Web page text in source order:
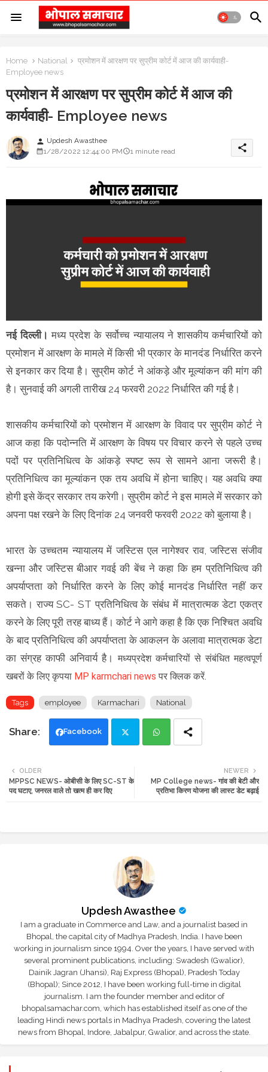
Home National
प्रमोशन में आरक्षण पर सुप्रीम कोर्ट में आज की कार्यवाही-
Employee news
प्रमोशन में आरक्षण पर सुप्रीम कोर्ट में आज की
कार्यवाही- Employee news
person Updesh Awasthee
1/28/2022 12:44:00 PM
1 minute read share
नई दिल्ली।मध्य प्रदेश के सर्वोच्च न्यायालय ने शासकीय कर्मचारियों को
प्रमोशन में आरक्षण के मामले में किसी भी प्रकार के मानदंड निर्धारित करने
से इनकार कर दिया है। सुप्रीम कोर्ट ने आंकड़े और मूल्यांकन की मांग की
है। सुनवाई की अगली तारीख 24 फरवरी 2022 निर्धारित की गई है।
शासकीय कर्मचारियों को प्रमोशन में आरक्षण के विवाद पर सुप्रीम कोर्ट ने
आज कहा कि पदोन्नति में आरक्षण के विषय पर विचार करने से पहले उच्च
पदों पर प्रतिनिधित्व के आंकड़े स्पष्ट रूप से सामने आना जरूरी है।
प्रतिनिधित्व का मूल्यांकन एक तय अवधि में होना चाहिए। यह अवधि क्या
होगी इसे केंद्र सरकार तय करेगी। सुप्रीम कोर्ट ने इस मामले में सरकार को
अपना पक्ष रखने के लिए दिनांक 24 जनवरी फरवरी 2022 को बुलाया है।
भारत के उच्चतम न्यायालय में जस्टिस एल नागेश्वर राव, जस्टिस संजीव
खन्ना और जस्टिस बीआर गवई की बेंच ने कहा कि हम प्रतिनिधित्व की
अपर्याप्तता को निर्धारित करने के लिए कोई मानदंड निर्धारित नहीं कर
सकते। राज्य SC- ST प्रतिनिधित्व के संबंध में मात्रात्मक डेटा एकत्र
करने के लिए पूरी तरह बाध्य हैं। कोर्ट ने आगे कहा है कि एक निश्चित अवधि
के बाद प्रतिनिधित्व की अपर्याप्तता के आकलन के अलावा मात्रात्मक डेटा
का संग्रह काफी अनिवार्य है। मध्यप्रदेश कर्मचारियों से संबंधित महत्वपूर्ण
खबरों के लिए कृपया MP karmchari news पर क्लिक करें.
Tags employee Karmachari National
Facebook
tte ats
NEWER
MP College news- गांव की बेटी और
प्रतिभा किरण योजना की लास्ट डेट बढ़ाई
OLDER
MPPSC NEWS- ओबीसी के लिए SC-ST के
पद घटाए, जनरल वाले तो खत्म ही कर दिए
Updesh Awasthee
I am a graduate in Commerce and Law, and a journalist based in
Bhopal, the capital city of Madhya Pradesh, India. I have been
working in journalism since 1994. Over the years, I have served with
several prominent publications, including: Swadesh (Gwalior),
Dainik Jagran (Jhansi), Raj Express (Bhopal), Pradesh Today
(Bhopal); Since 2012, I have been working full-time in digital
journalism. I am the founder member and editor of
bhopalsamachar.com, which has established itself as one of the
leading Hindi news portals in Madhya Pradesh, covering the latest
news from Bhopal, Indore, Jabalpur, Gwalior, and across the state.